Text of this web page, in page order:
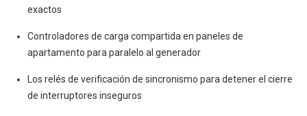
exactos
Controladores de carga compartida en paneles de
apartamento para paralelo al generador
Los relés de verificación de sincronismo para detener el cierre
de interruptores inseguros